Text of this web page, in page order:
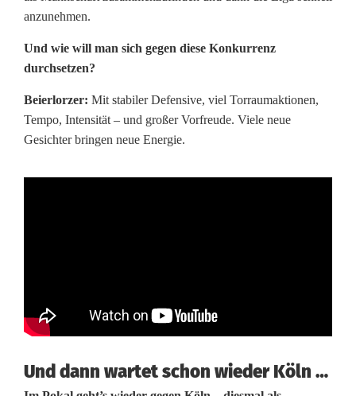
anzunehmen.
Und wie will man sich gegen diese Konkurrenz
durchsetzen?
Beierlorzer: Mit stabiler Defensive, viel Torraumaktionen,
Tempo, Intensität – und großer Vorfreude. Viele neue
Gesichter bringen neue Energie.
Und dann wartet schon wieder Köln …